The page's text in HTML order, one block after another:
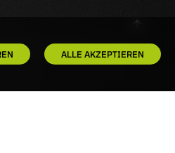
ALLE AKZEPTIEREN